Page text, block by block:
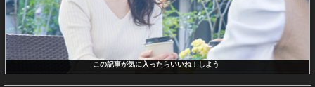
この記事が気に入ったらいいね！しよう